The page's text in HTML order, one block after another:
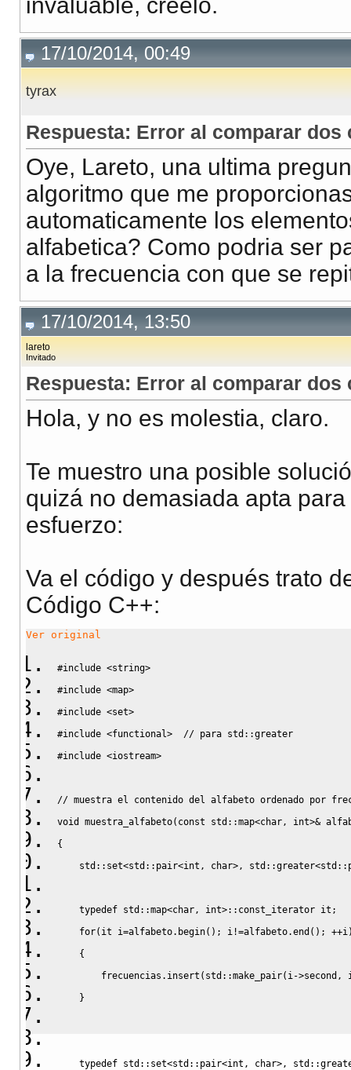
invaluable, creelo.
17/10/2014, 00:49
tyrax
Respuesta: Error al comparar dos
Oye, Lareto, una ultima
algoritmo que me
automaticamente los
alfabetica? Como podria ser
a la frecuencia con que se
17/10/2014, 13:50
lareto
Invitado
Respuesta: Error al comparar dos
Hola, y no es molestia, claro.
Te muestro una posible
quizá no demasiada apta
esfuerzo:
Va el código y después trato
Código C++:
Ver original
#include <string>
#include <map>
#include <set>
#include <functional>  // para std::greater
#include <iostream>
// muestra el contenido del alfabeto ordenado por
void
muestra_alfabeto( const std ::map<char , int>&
{
std :: set<std :: pair<int , char>, std ::greater<std ::
typedef std ::map<char , int>:: const_iterator it ;
for( it i=alfabeto. begin( ) ; i !=alfabeto.end ( ) ; ++i
{
frecuencias. insert ( std ::make_pair( i ->second ,
}
typedef std :: set<std :: pair<int , char>, std ::